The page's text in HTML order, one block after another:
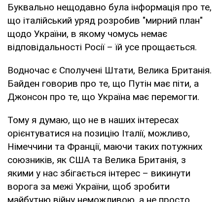
Буквально нещодавно була інформація про те,
що італійський уряд розробив "мирний план"
щодо України, в якому чомусь немає
відповідальності Росії – їй усе прощається.
Водночас є Сполучені Штати, Велика Британія.
Байден говорив про те, що Путін має піти, а
Джонсон про те, що Україна має перемогти.
Тому я думаю, що не в наших інтересах
орієнтуватися на позицію Італії, можливо,
Німеччини та Франції, маючи таких потужних
союзників, як США та Велика Британія, з
якими у нас збігається інтерес – викинути
ворога за межі України, щоб зробити
майбутню війну неможливою, а не просто